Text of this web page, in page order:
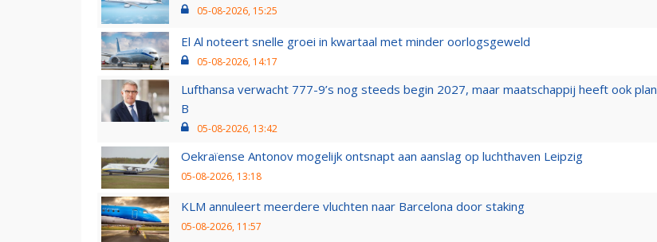
05-08-2026, 15:25
El Al noteert snelle groei in kwartaal met minder oorlogsgeweld
05-08-2026, 14:17
Lufthansa verwacht 777-9’s nog steeds begin 2027, maar maatschappij heeft ook plan
B
05-08-2026, 13:42
Oekraïense Antonov mogelijk ontsnapt aan aanslag op luchthaven Leipzig
05-08-2026, 13:18
KLM annuleert meerdere vluchten naar Barcelona door staking
05-08-2026, 11:57